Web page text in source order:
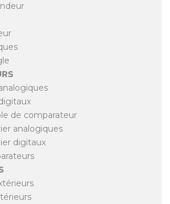
de comparateur
analogiques
digitaux